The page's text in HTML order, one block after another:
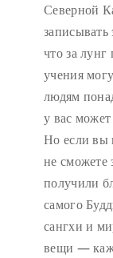
Северной
что за
учения
людям
у вас
Но если вы
не сможете
получили
самого
сангхи и
вещи —